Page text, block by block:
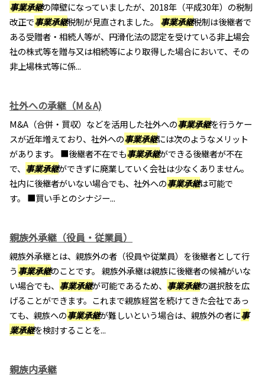
事業承継の障壁になっていましたが、2018年（平成30年）の税制
改正で事業承継税制が見直されました。 事業承継税制は後継者で
ある受贈者・相続人等が、円滑化法の認定を受けている非上場会
社の株式等を贈与又は相続等により取得した場合において、その
非上場株式等に係...
社外への承継（M＆A)
M&A（合併・買収）などを活用した社外への事業承継を行うケー
スが近年増えており、社外への事業承継には次のようなメリット
があります。 ■後継者不在でも事業承継ができる後継者が不在
で、 事業承継ができずに廃業していく会社は少なくありません。
社内に後継者がいない場合でも、社外への事業承継は可能で
す。 ■買い手とのシナジー...
親族外承継（役員・従業員）
親族外承継とは、親族外の者（役員や従業員）を後継者として行
う事業承継のことです。 親族外承継は親族に後継者の候補がいな
い場合でも、 事業承継が可能であるため、 事業承継の選択肢を広
げることができます。これまで親族経営を続けてきた会社であっ
ても、親族への事業承継が難しいという場合は、親族外の者に事
業承継を検討することを...
親族内承継